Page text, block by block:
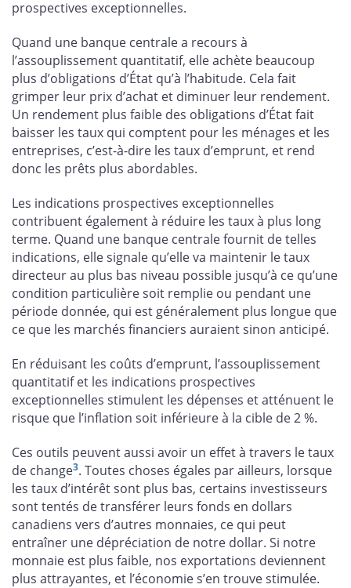
prospectives exceptionnelles.
Quand une banque centrale a recours à
l’assouplissement quantitatif, elle achète beaucoup
plus d’obligations d’État qu’à l’habitude. Cela fait
grimper leur prix d’achat et diminuer leur rendement.
Un rendement plus faible des obligations d’État fait
baisser les taux qui comptent pour les ménages et les
entreprises, c’est-à-dire les taux d’emprunt, et rend
donc les prêts plus abordables.
Les indications prospectives exceptionnelles
contribuent également à réduire les taux à plus long
terme. Quand une banque centrale fournit de telles
indications, elle signale qu’elle va maintenir le taux
directeur au plus bas niveau possible jusqu’à ce qu’une
condition particulière soit remplie ou pendant une
période donnée, qui est généralement plus longue que
ce que les marchés financiers auraient sinon anticipé.
En réduisant les coûts d’emprunt, l’assouplissement
quantitatif et les indications prospectives
exceptionnelles stimulent les dépenses et atténuent le
risque que l’inflation soit inférieure à la cible de 2 %.
Ces outils peuvent aussi avoir un effet à travers le taux
de change3. Toutes choses égales par ailleurs, lorsque
les taux d’intérêt sont plus bas, certains investisseurs
sont tentés de transférer leurs fonds en dollars
canadiens vers d’autres monnaies, ce qui peut
entraîner une dépréciation de notre dollar. Si notre
monnaie est plus faible, nos exportations deviennent
plus attrayantes, et l’économie s’en trouve stimulée.